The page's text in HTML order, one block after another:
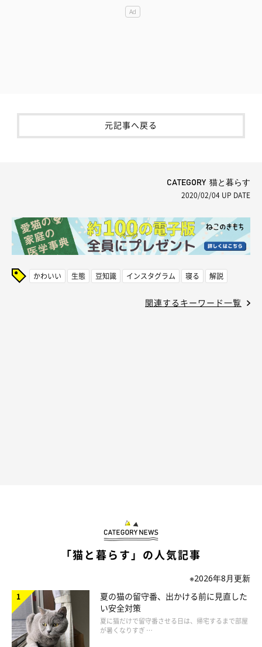
元記事へ戻る
CATEGORY 猫と暮らす
2020/02/04 UP DATE
かわいい 生態 豆知識 インスタグラム 寝る 解説
関連するキーワード一覧
「猫と暮らす」の人気記事
※2026年8月更新
夏の猫の留守番、出かける前に見直した
い安全対策
夏に猫だけで留守番させる日は、帰宅するまで部屋
が暑くなりすぎ …